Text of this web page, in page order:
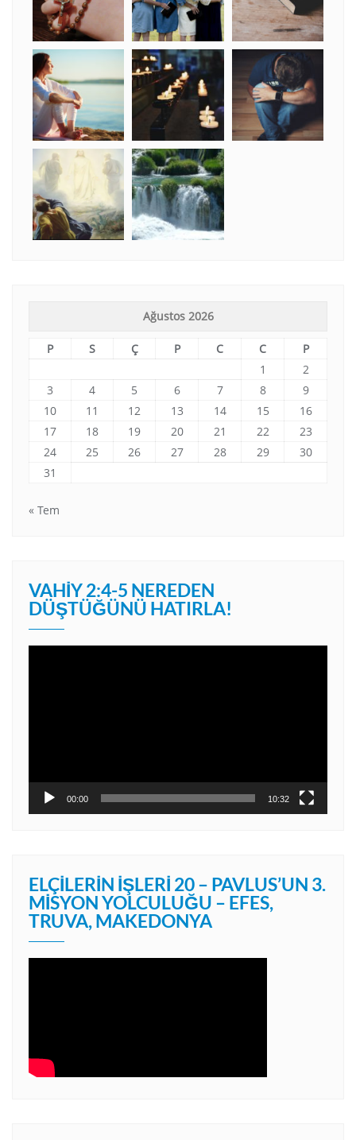
Ağustos 2026
P S Ç P C C
P
1
2
3
4 5 6 7 8
9
10
11 12 13 14 15
16
17
18 19 20 21 22
23
24
25 26 27 28 29
30
31
« Tem
VAHIY 2:4-5 NEREDEN
DÜŞTÜĞÜNÜ HATIRLA!
00:00 10:32
ELÇILERIN İŞLERI 20 – PAVLUS’UN 3.
MISYON YOLCULUĞU – EFES,
TRUVA, MAKEDONYA